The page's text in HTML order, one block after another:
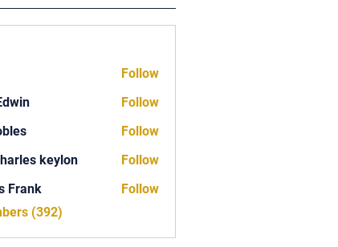
Follow
Follow
Follow
keylon Follow
Frank
Follow
(392)